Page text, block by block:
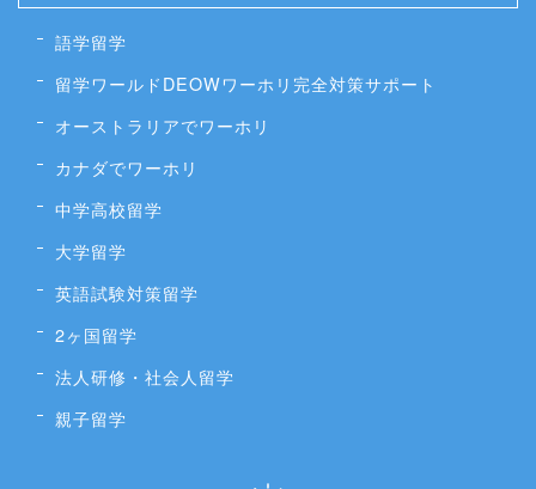
語学留学
留学ワールドDEOWワーホリ完全対策サポート
オーストラリアでワーホリ
カナダでワーホリ
中学高校留学
大学留学
英語試験対策留学
2ヶ国留学
法人研修・社会人留学
親子留学